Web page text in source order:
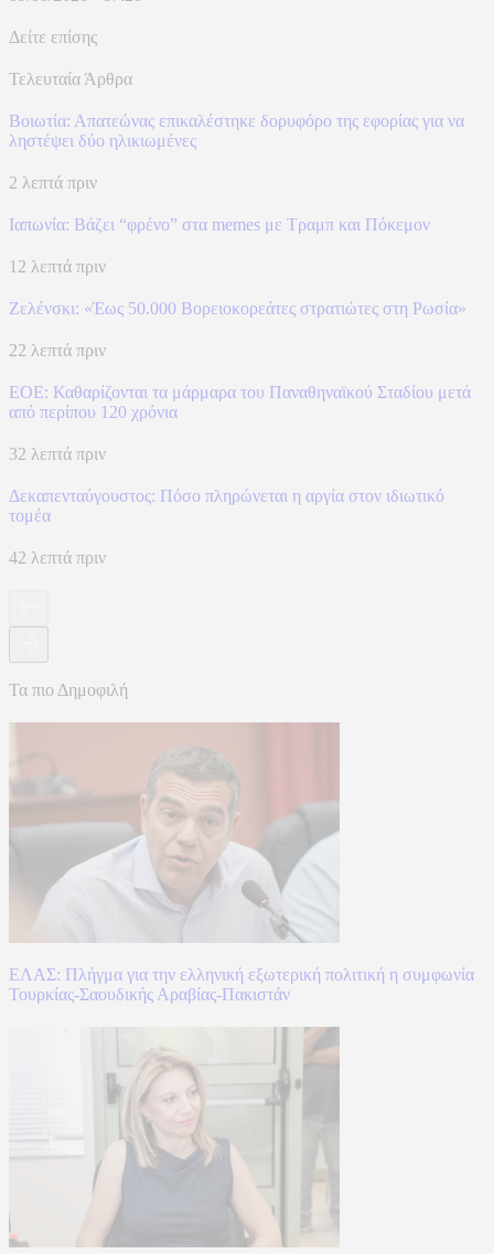
Δείτε επίσης
Τελευταία Άρθρα
Βοιωτία: Απατεώνας επικαλέστηκε δορυφόρο της εφορίας για να
ληστέψει δύο ηλικιωμένες
2 λεπτά πριν
Ιαπωνία: Βάζει “φρένο” στα memes με Τραμπ και Πόκεμον
12 λεπτά πριν
Ζελένσκι: «Έως 50.000 Βορειοκορεάτες στρατιώτες στη Ρωσία»
22 λεπτά πριν
ΕΟΕ: Καθαρίζονται τα μάρμαρα του Παναθηναϊκού Σταδίου μετά
από περίπου 120 χρόνια
32 λεπτά πριν
Δεκαπενταύγουστος: Πόσο πληρώνεται η αργία στον ιδιωτικό
τομέα
42 λεπτά πριν
Τα πιο Δημοφιλή
ΕΛΑΣ: Πλήγμα για την ελληνική εξωτερική πολιτική η συμφωνία
Τουρκίας-Σαουδικής Αραβίας-Πακιστάν